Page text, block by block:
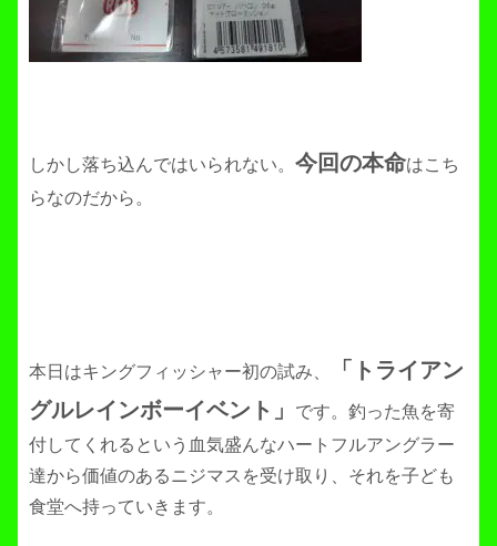
しかし落ち込んではいられない。 今回の本命はこち
らなのだから。
本日はキングフィッシャー初の試み、
「トライアン
グルレインボーイベント」
です。釣った魚を寄
付してくれるという血気盛んなハートフルアングラー
達から価値のあるニジマスを受け取り、それを子ども
食堂へ持っていきます。